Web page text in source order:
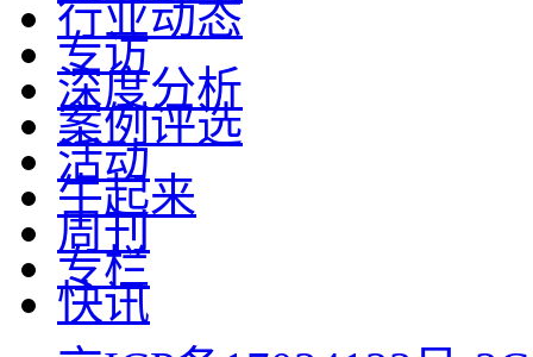
行业动态
专访
深度分析
案例评选
活动
牛起来
周刊
专栏
快讯